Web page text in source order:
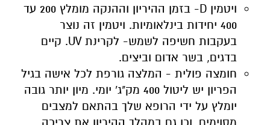
ויטמין D- בזמן ההיריון וההנקה מומלץ 200 עד
400 יחידות בינלאומיות. ויטמין זה נוצר
בעקבות חשיפה לשמש- לקרינת UV. קיים
בדגים, בשר אדום וביצים.
חומצה פולית - המלצה גורפת לכל אישה בגיל
הפריון יש ליטול 400 מק"ג' יומי. מיון יותר גובה
יומלץ על ידי הרופא שלך בהתאם למצבים
מסוימים. וכן גם במהלך ההיריון את צריכה